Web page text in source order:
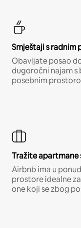
Smještaji s
Obavljate posao
dugoročni najam
posebnim
Tražite apartmane
Airbnb ima u
prostore idealne
one koji se zbog